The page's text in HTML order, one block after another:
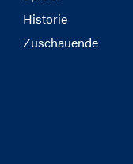
Historie
Zuschauende